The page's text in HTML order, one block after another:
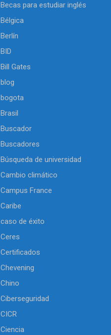
Becas para estudiar inglés
Bélgica
Berlín
BID
Bill Gates
blog
bogota
Brasil
Buscador
Buscadores
Búsqueda de universidad
Cambio climático
Campus France
Caribe
caso de éxito
Ceres
Certificados
Chevening
Chino
Ciberseguridad
CICR
Ciencia